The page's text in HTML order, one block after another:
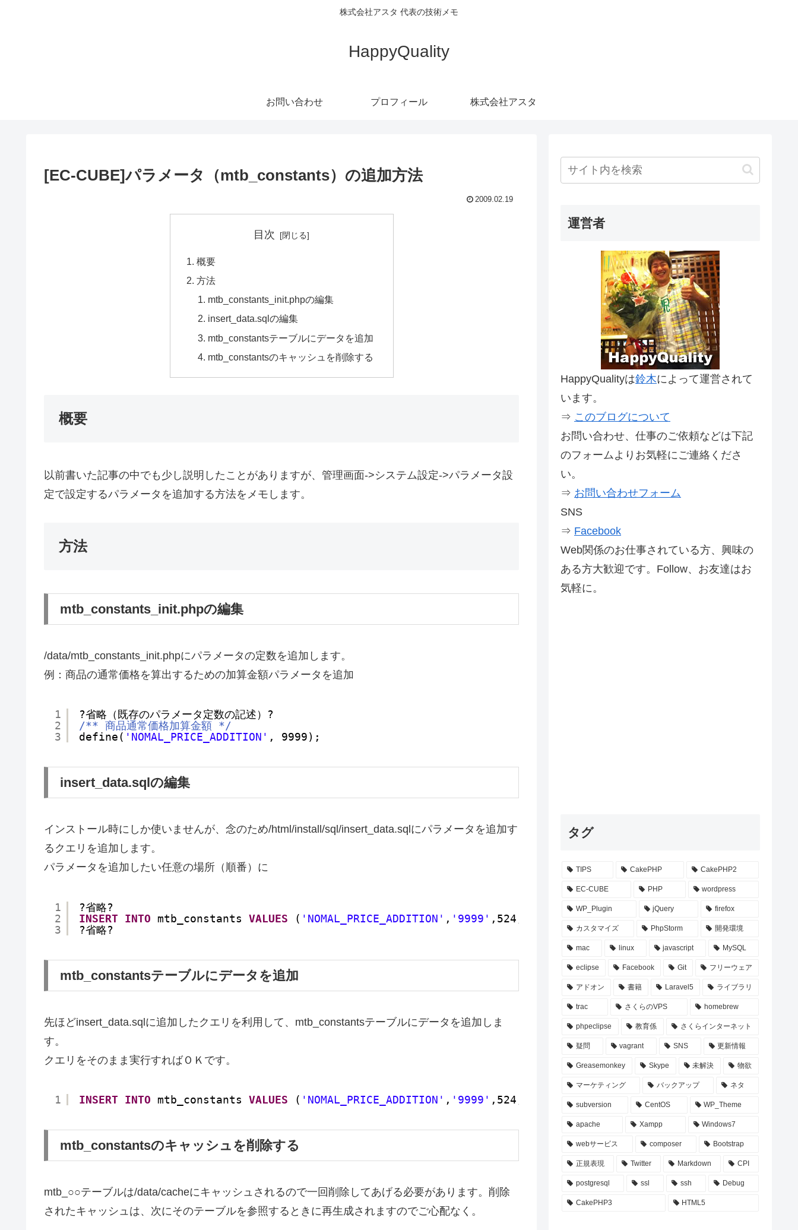
株式会社アスタ 代表の技術メモ
HappyQuality
お問い合わせ プロフィール 株式会社アスタ
[EC-CUBE]パラメータ（mtb_constants）の追加方法
2009.02.19
目次
概要
方法
mtb_constants_init.phpの編集
insert_data.sqlの編集
mtb_constantsテーブルにデータを追加
mtb_constantsのキャッシュを削除する
概要
以前書いた記事の中でも少し説明したことがありますが、管理画面->システム設定->パラメータ設
定で設定するパラメータを追加する方法をメモします。
方法
mtb_constants_init.phpの編集
/data/mtb_constants_init.phpにパラメータの定数を追加します。
例：商品の通常価格を算出するための加算金額パラメータを追加
1
2
3
?省略（既存のパラメータ定数の記述）?
/** 商品通常価格加算金額 */
define( 'NOMAL_PRICE_ADDITION' , 9999);
insert_data.sqlの編集
インストール時にしか使いませんが、念のため/html/install/sql/insert_data.sqlにパラメータを追加す
るクエリを追加します。
パラメータを追加したい任意の場所（順番）に
1
2
3
?省略?
INSERT
INTO mtb_constants VALUES ( 'NOMAL_PRICE_ADDITION' , '9999' ,524,
?省略?
mtb_constantsテーブルにデータを追加
先ほどinsert_data.sqlに追加したクエリを利用して、mtb_constantsテーブルにデータを追加しま
す。
クエリをそのまま実行すればＯＫです。
1 INSERT INTO mtb_constants VALUES ( 'NOMAL_PRICE_ADDITION' , '9999' ,524, '商品通常価格加算金額' );
mtb_constantsのキャッシュを削除する
mtb_○○テーブルは/data/cacheにキャッシュされるので一回削除してあげる必要があります。削除
されたキャッシュは、次にそのテーブルを参照するときに再生成されますのでご心配なく。
運営者
HappyQualityは鈴木によって運営されて
います。
⇒ このブログについて
お問い合わせ、仕事のご依頼などは下記
のフォームよりお気軽にご連絡くださ
い。
⇒ お問い合わせフォーム
SNS
⇒ Facebook
Web関係のお仕事されている方、興味の
ある方大歓迎です。Follow、お友達はお
気軽に。
タグ
TIPS CakePHP CakePHP2
EC-CUBE PHP wordpress
WP_Plugin jQuery firefox
カスタマイズ PhpStorm 開発環境
mac linux javascript MySQL
eclipse Facebook Git フリーウェア
アドオン 書籍 Laravel5 ライブラリ
trac さくらのVPS homebrew
phpeclipse 教育係 さくらインターネット
疑問 vagrant SNS 更新情報
Greasemonkey Skype 未解決 物欲
マーケティング バックアップ ネタ
subversion CentOS WP_Theme
apache Xampp Windows7
webサービス composer Bootstrap
正規表現 Twitter Markdown CPI
postgresql ssl ssh Debug
CakePHP3 HTML5